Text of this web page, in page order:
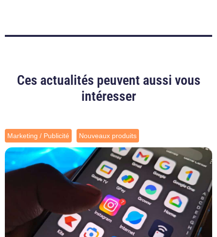
Ces actualités peuvent aussi vous
intéresser
Marketing / Publicité Nouveaux produits